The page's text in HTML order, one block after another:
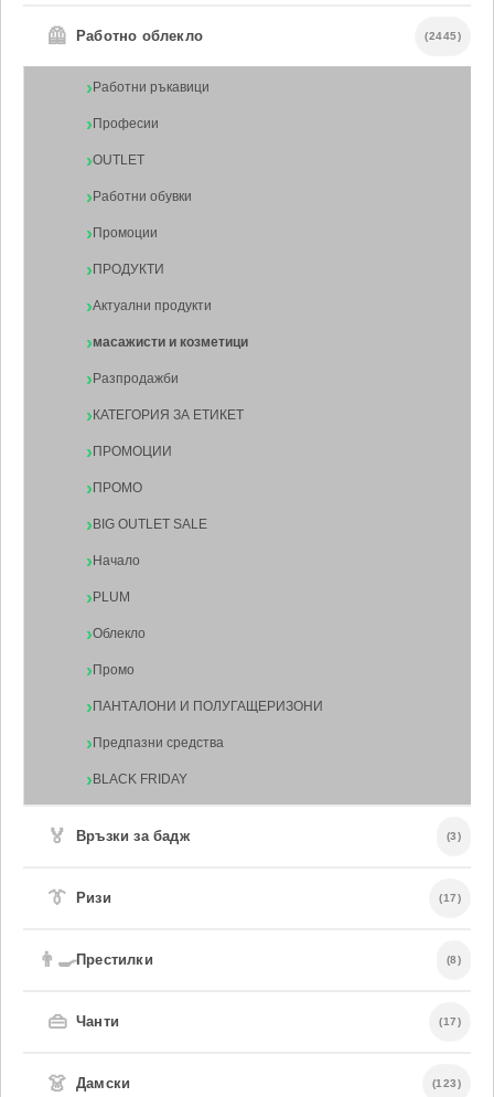
🦺 Работно облекло (2445)
Работни ръкавици
Професии
OUTLET
Работни обувки
Промоции
ПРОДУКТИ
Актуални продукти
масажисти и козметици
Разпродажби
КАТЕГОРИЯ ЗА ЕТИКЕТ
ПРОМОЦИИ
ПРОМО
BIG OUTLET SALE
Начало
PLUM
Облекло
Промо
ПАНТАЛОНИ И ПОЛУГАЩЕРИЗОНИ
Предпазни средства
BLACK FRIDAY
🏅 Връзки за бадж (3)
👔 Ризи (17)
👨‍🍳Престилки (8)
👜 Чанти (17)
👗 Дамски (123)